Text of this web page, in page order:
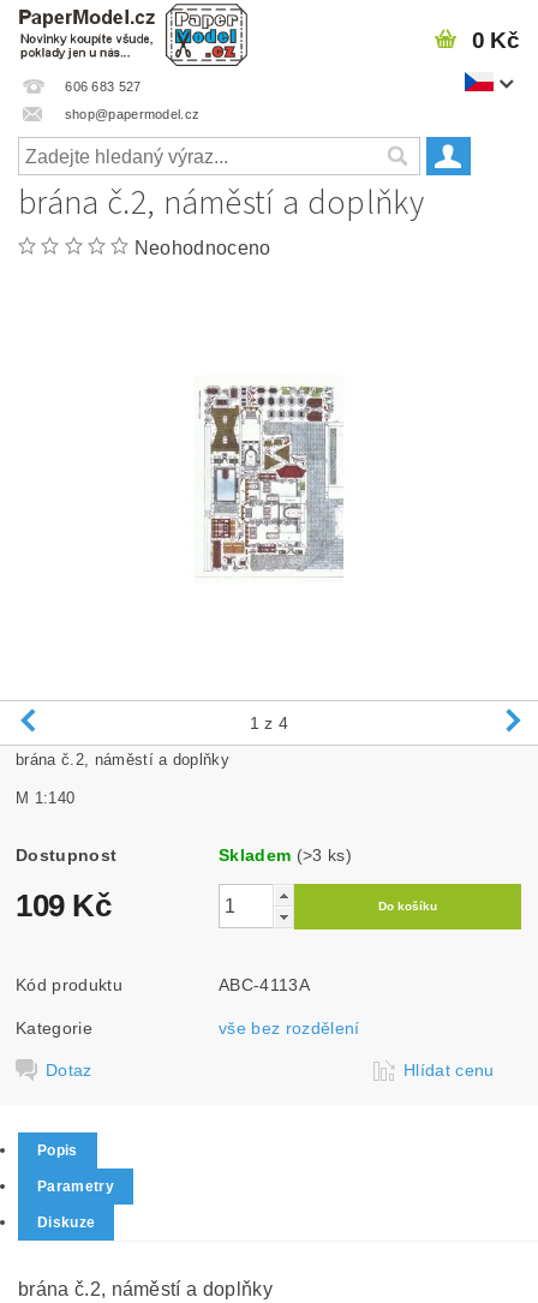
606 683 527
shop@papermodel.cz
0 Kč
brána č.2, náměstí a doplňky
Neohodnoceno
1 z 4
brána č.2, náměstí a doplňky
M 1:140
Dostupnost Skladem (>3 ks)
109 Kč
Kód produktu ABC-4113A
Kategorie vše bez rozdělení
Dotaz Hlídat cenu
Popis
Parametry
Diskuze
brána č.2, náměstí a doplňky